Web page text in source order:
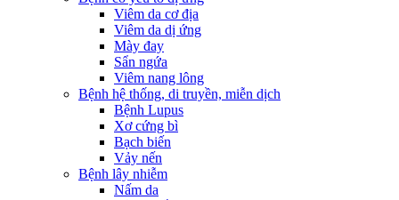
Viêm da cơ địa
Viêm da dị ứng
Mày đay
Sẩn ngứa
Viêm nang lông
Bệnh hệ thống, di truyền, miễn dịch
Bệnh Lupus
Xơ cứng bì
Bạch biến
Vảy nến
Bệnh lây nhiễm
Nấm da